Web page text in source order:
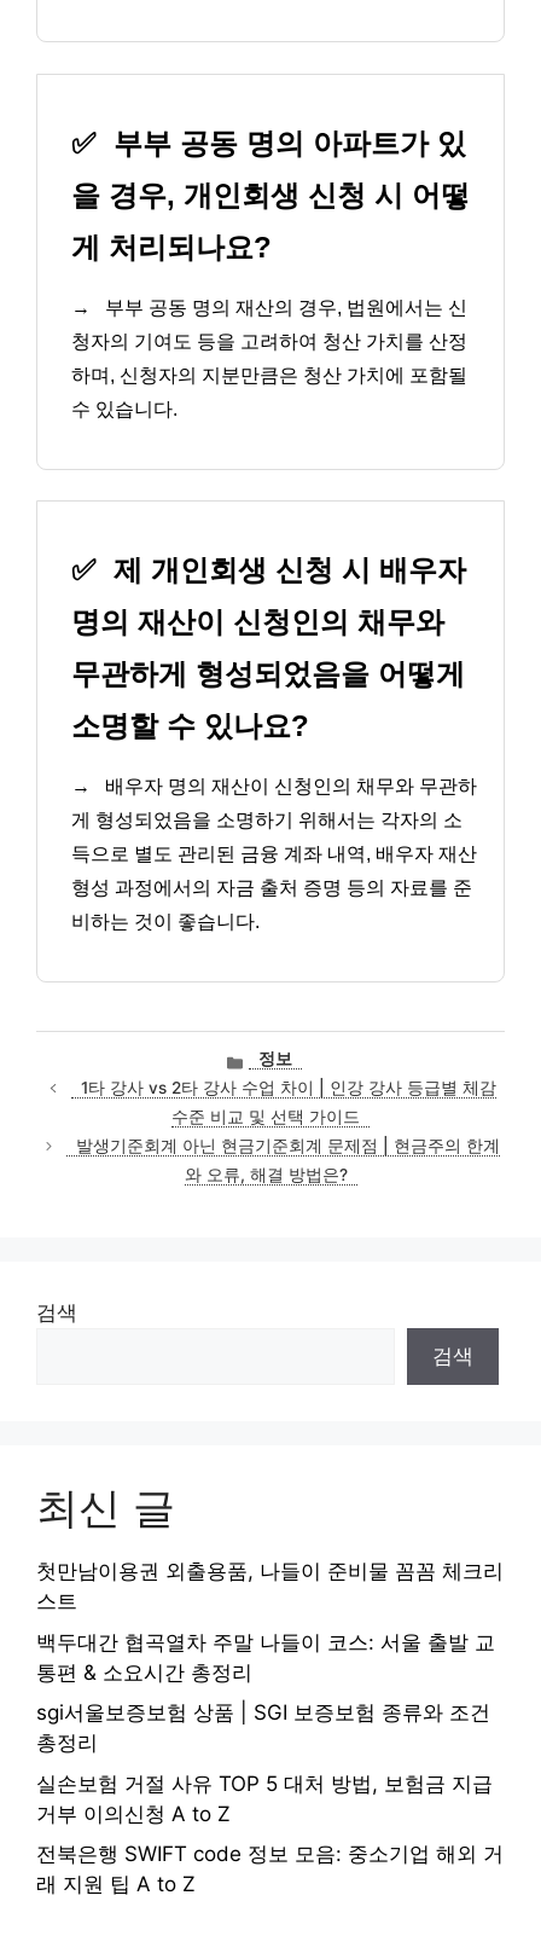
✅ 부부 공동 명의 아파트가 있
을 경우, 개인회생 신청 시 어떻
게 처리되나요?
→
부부 공동 명의 재산의 경우, 법원에서는 신
청자의 기여도 등을 고려하여 청산 가치를 산정
하며, 신청자의 지분만큼은 청산 가치에 포함될
수 있습니다.
✅ 제 개인회생 신청 시 배우자
명의 재산이 신청인의 채무와
무관하게 형성되었음을 어떻게
소명할 수 있나요?
→
배우자 명의 재산이 신청인의 채무와 무관하
게 형성되었음을 소명하기 위해서는 각자의 소
득으로 별도 관리된 금융 계좌 내역, 배우자 재산
형성 과정에서의 자금 출처 증명 등의 자료를 준
비하는 것이 좋습니다.
카
테
고
리
정보
1타 강사 vs 2타 강사 수업 차이 | 인강 강사 등급별 체감
수준 비교 및 선택 가이드
발생기준회계 아닌 현금기준회계 문제점 | 현금주의 한계
와 오류, 해결 방법은?
검색
검색
최신 글
첫만남이용권 외출용품, 나들이 준비물 꼼꼼 체크리
스트
백두대간 협곡열차 주말 나들이 코스: 서울 출발 교
통편 & 소요시간 총정리
sgi서울보증보험 상품 | SGI 보증보험 종류와 조건
총정리
실손보험 거절 사유 TOP 5 대처 방법, 보험금 지급
거부 이의신청 A to Z
전북은행 SWIFT code 정보 모음: 중소기업 해외 거
래 지원 팁 A to Z